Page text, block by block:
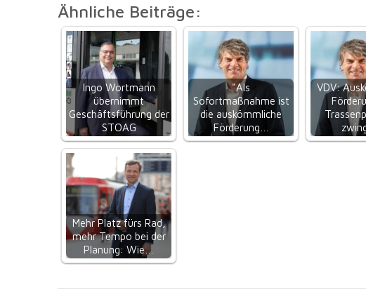
Ähnliche Beiträge:
Ingo Wortmann
übernimmt
Geschäftsführung der
STOAG
"Als
Sofortmaßnahme ist
die auskömmliche
Förderung…
VDV:
Mehr Platz fürs Rad,
mehr Tempo bei der
Planung: Wie…